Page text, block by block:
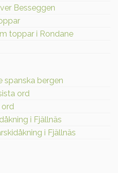
Besseggen
toppar i Rondane
spanska bergen
ord
ord
i Fjällnäs
i Fjällnäs